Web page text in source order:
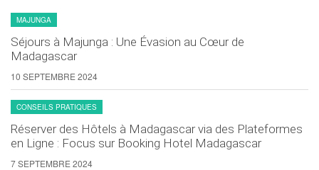
MAJUNGA
Séjours à Majunga : Une Évasion au Cœur de
Madagascar
10 SEPTEMBRE 2024
CONSEILS PRATIQUES
Réserver des Hôtels à Madagascar via des Plateformes
en Ligne : Focus sur Booking Hotel Madagascar
7 SEPTEMBRE 2024